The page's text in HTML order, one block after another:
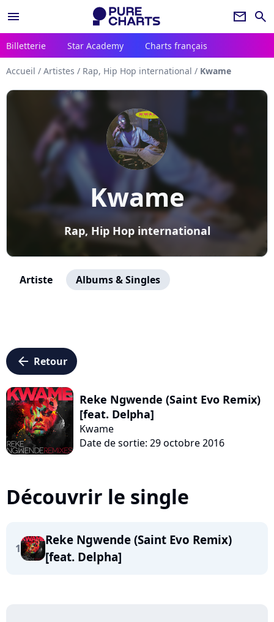
menu newsletter search
Billetterie Star Academy Charts français
Accueil / Artistes / Rap, Hip Hop international / Kwame
Kwame
Rap, Hip Hop international
Artiste Albums & Singles
arrow_left Retour
Reke Ngwende (Saint Evo Remix)
[feat. Delpha]
Kwame
Date de sortie: 29 octobre 2016
Découvrir le single
1
Reke Ngwende (Saint Evo Remix)
[feat. Delpha]